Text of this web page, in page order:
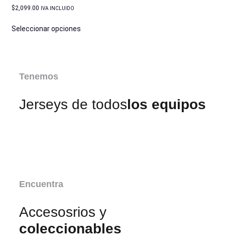
$2,099.00 IVA INCLUIDO
Seleccionar opciones
Tenemos
Jerseys de todoslos equipos
Encuentra
Accesosrios y
coleccionables